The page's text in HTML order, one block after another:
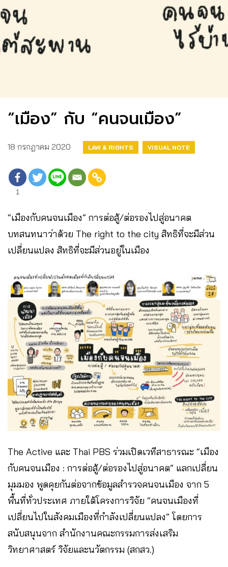
“เมือง” กับ “คนจนเมือง”
18 กรกฎาคม 2020 LAW & RIGHTS VISUAL NOTE
1
“เมืองกับคนจนเมือง” การต่อสู้/ต่อรองไปสู่อนาคต
บทสนทนาว่าด้วย The right to the city สิทธิที่จะมีส่วน
เปลี่ยนแปลง สิทธิที่จะมีส่วนอยู่ในเมือง
The Active และ Thai PBS ร่วมเปิดเวทีสาธารณะ “เมือง
กับคนจนเมือง : การต่อสู้/ต่อรองไปสู่อนาคต” แลกเปลี่ยน
มุมมอง พูดคุยกันต่อจากข้อมูลสำรวจคนจนเมือง จาก 5
พื้นที่ทั่วประเทศ ภายใต้โครงการวิจัย “คนจนเมืองที่
เปลี่ยนไปในสังคมเมืองที่กำลังเปลี่ยนแปลง” โดยการ
สนับสนุนจาก สำนักงานคณะกรรมการส่งเสริม
วิทยาศาสตร์ วิจัยและนวัตกรรม (สกสว.)